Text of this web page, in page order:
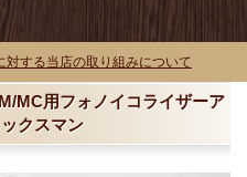
対する当店の取り組みについて
MC用フォノイコライザーア
クスマン